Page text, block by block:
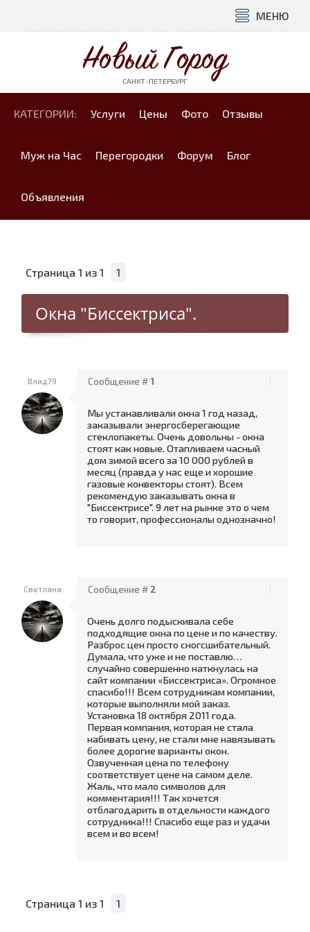
МЕНЮ
Новый Город
САНКТ-ПЕТЕРБУРГ
КАТЕГОРИИ: Услуги Цены Фото Отзывы
Муж на Час Перегородки Форум Блог
Объявления
Страница 1 из 1 1
Окна "Биссектриса".
Влад79 Сообщение #1
Мы устанавливали окна 1 год назад,
заказывали энергосберегающие
стеклопакеты. Очень довольны - окна
стоят как новые. Отапливаем часный
дом зимой всего за 10 000 рублей в
месяц (правда у нас еще и хорошие
газовые конвекторы стоят). Всем
рекомендую заказывать окна в
"Биссектрисе". 9 лет на рынке это о чем
то говорит, профессионалы однозначно!
Светлана Сообщение # 2
Очень долго подыскивала себе
подходящие окна по цене и по качеству.
Разброс цен просто сногсшибательный.
Думала, что уже и не поставлю…
случайно совершенно наткнулась на
сайт компании «Биссектриса». Огромное
спасибо!!! Всем сотрудникам компании,
которые выполняли мой заказ.
Установка 18 октября 2011 года.
Первая компания, которая не стала
набивать цену, не стали мне навязывать
более дорогие варианты окон.
Озвученная цена по телефону
соответствует цене на самом деле.
Жаль, что мало символов для
комментария!!! Так хочется
отблагодарить в отдельности каждого
сотрудника!!! Спасибо еще раз и удачи
всем и во всем!
Страница 1 из 1 1